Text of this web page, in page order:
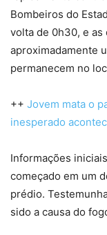
Bombeiros do
volta de 0h30, e as
aproximadamente
permanecem no
++ Jovem mata o
inesperado
Informações
começado em um
prédio.
sido a causa do